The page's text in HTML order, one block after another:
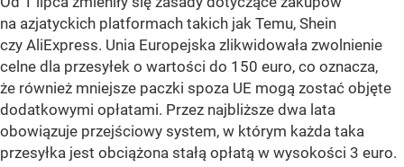
na azjatyckich platformach takich jak Temu, Shein
czy AliExpress. Unia Europejska zlikwidowała zwolnienie
celne dla przesyłek o wartości do 150 euro, co oznacza,
że również mniejsze paczki spoza UE mogą zostać objęte
dodatkowymi opłatami. Przez najbliższe dwa lata
obowiązuje przejściowy system, w którym każda taka
przesyłka jest obciążona stałą opłatą w wysokości 3 euro.